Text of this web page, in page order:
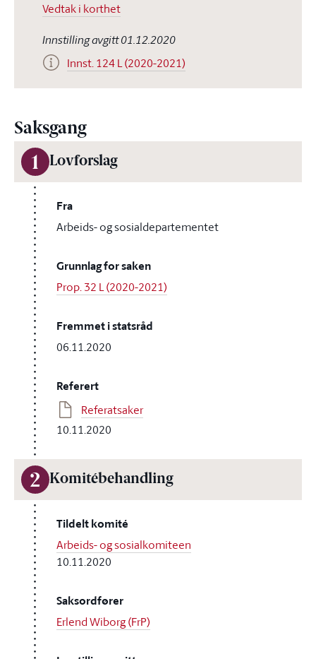
Vedtak i korthet
Innstilling avgitt 01.12.2020
Innst. 124 L (2020-2021)
Saksgang
1 Lovforslag
Fra
Arbeids- og sosialdepartementet
Grunnlag for saken
Prop. 32 L (2020-2021)
Fremmet i statsråd
06.11.2020
Referert
Referatsaker
10.11.2020
2 Komitébehandling
Tildelt komité
Arbeids- og sosialkomiteen
10.11.2020
Saksordfører
Erlend Wiborg (FrP)